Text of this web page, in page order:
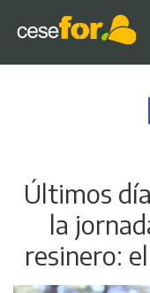
Últimos
la
resinero: